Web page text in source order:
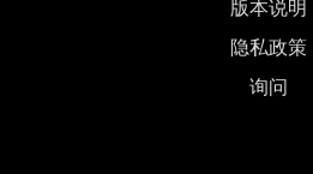
版本说明
隐私政策
询问